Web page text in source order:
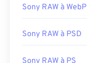
Sony RAW à WebP
Sony RAW à PSD